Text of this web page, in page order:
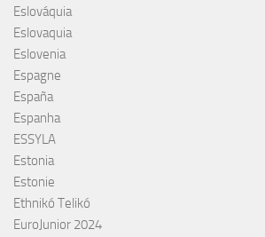
Eslováquia
Eslovaquia
Eslovenia
Espagne
España
Espanha
ESSYLA
Estonia
Estonie
Ethnikó Telikó
EuroJunior 2024